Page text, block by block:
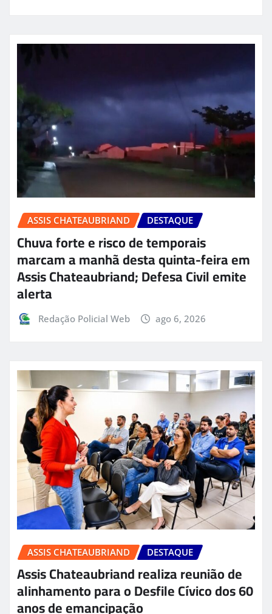
ASSIS CHATEAUBRIAND DESTAQUE
Chuva forte e risco de temporais
marcam a manhã desta quinta-feira em
Assis Chateaubriand; Defesa Civil emite
alerta
Redação Policial Web ago 6, 2026
ASSIS CHATEAUBRIAND DESTAQUE
Assis Chateaubriand realiza reunião de
alinhamento para o Desfile Cívico dos 60
anos de emancipação